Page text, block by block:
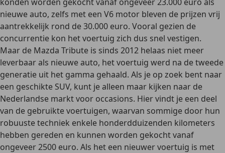
nieuwe auto, zelfs met een V6 motor bleven de prijzen vrij
aantrekkelijk rond de 30.000 euro. Vooral gezien de
concurrentie kon het voertuig zich dus snel vestigen.
Maar de Mazda Tribute is sinds 2012 helaas niet meer
leverbaar als nieuwe auto, het voertuig werd na de tweede
generatie uit het gamma gehaald. Als je op zoek bent naar
een geschikte SUV, kunt je alleen maar kijken naar de
Nederlandse markt voor occasions. Hier vindt je een deel
van de gebruikte voertuigen, waarvan sommige door hun
robuuste techniek enkele honderdduizenden kilometers
hebben gereden en kunnen worden gekocht vanaf
ongeveer 2500 euro. Als het een nieuwer voertuig is met